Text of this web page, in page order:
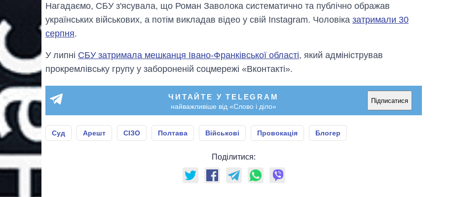
Нагадаємо, СБУ з'ясувала, що Роман Заволока систематично та публічно ображав
українських військових, а потім викладав відео у свій Instagram. Чоловіка затримали 30
серпня.
У липні СБУ затримала мешканця Івано-Франківської області, який адміністрував
прокремлівську групу у забороненій соцмережі «Вконтакті».
ЧИТАЙТЕ У TELEGRAM
найважливіше від «Слово і діло»
Підписатися
Суд Арешт СІЗО Полтава Військові Провокація Блогер
Поділитися: